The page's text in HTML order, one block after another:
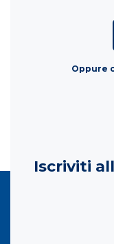
Oppure
Iscriviti